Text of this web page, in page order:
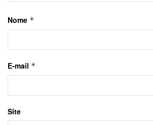
Nome *
E-mail *
Site